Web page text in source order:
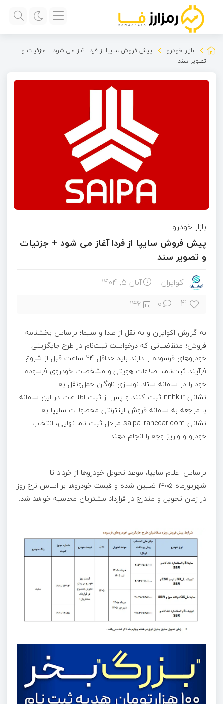
بازار خودرو
پیش فروش سایپا از فردا آغاز می شود + جزئیات و
تصویر سند
بازار خودرو
پیش فروش سایپا از فردا آغاز می شود + جزئیات
و تصویر سند
اکوایران آبان ۵, ۱۴۰۴
4
0
146
به گزارش اکوایران و به نقل از صدا و سیما؛ براساس بخشنامه
فروش؛ متقاضیانی که درخواست ثبت‌نام در طرح جایگزینی
خودرو‌های فرسوده را دارند باید حداقل ۲۴ ساعت قبل از شروع
فرآیند ثبت‌نام، اطلاعات هویتی و مشخصات خودروی فرسوده
خود را در سامانه ستاد نوسازی ناوگان حمل‌ونقل به
نشانی nnhk.ir ثبت کنند و پس از ثبت‌ اطلاعات در این سامانه
با مراجعه به سامانه فروش اینترنتی محصولات سایپا به
نشانی saipa.iranecar.com مراحل ثبت نام نهایی، انتخاب
خودرو و واریز وجه را انجام دهند.
براساس اعلام سایپا، موعد تحویل خودرو‌ها از خرداد تا
شهریورماه ۱۴۰۵ تعیین شده و قیمت خودرو‌ها بر اساس نرخ روز
در زمان تحویل و مندرج در قرارداد مشتریان محاسبه خواهد شد.